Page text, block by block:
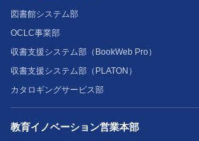
図書館システム部
OCLC事業部
収書支援システム部（BookWeb Pro）
収書支援システム部（PLATON）
カタロギングサービス部
教育イノベーション営業本部